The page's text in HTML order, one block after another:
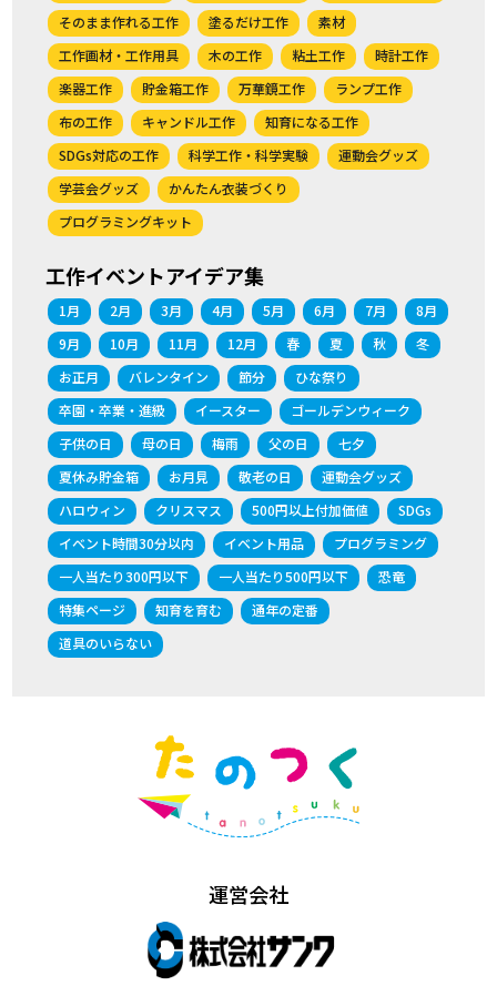
そのまま作れる工作
塗るだけ工作
素材
工作画材・工作用具
木の工作 粘土工作
時計工作
楽器工作
貯金箱工作 万華鏡工作
ランプ工作
布の工作
キャンドル工作
知育になる工作
SDGs対応の工作
科学工作・科学実験
運動会グッズ
学芸会グッズ
かんたん衣装づくり
プログラミングキット
工作イベントアイデア集
1月 2月 3月 4月 5月 6月 7月
8月
9月
10月 11月 12月 春 夏 秋
冬
お正月
バレンタイン 節分
ひな祭り
卒園・卒業・進級
イースター
ゴールデンウィーク
子供の日
母の日 梅雨 父の日
七夕
夏休み貯金箱
お月見 敬老の日
運動会グッズ
ハロウィン
クリスマス 500円以上付加価値
SDGs
イベント時間30分以内
イベント用品
プログラミング
一人当たり300円以下
一人当たり500円以下
恐竜
特集ページ
知育を育む
通年の定番
道具のいらない
運営会社